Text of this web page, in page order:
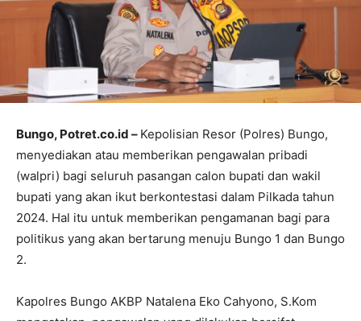
Bungo, Potret.co.id – Kepolisian Resor (Polres) Bungo,
menyediakan atau memberikan pengawalan pribadi
(walpri) bagi seluruh pasangan calon bupati dan wakil
bupati yang akan ikut berkontestasi dalam Pilkada tahun
2024. Hal itu untuk memberikan pengamanan bagi para
politikus yang akan bertarung menuju Bungo 1 dan Bungo
2.
Kapolres Bungo AKBP Natalena Eko Cahyono, S.Kom